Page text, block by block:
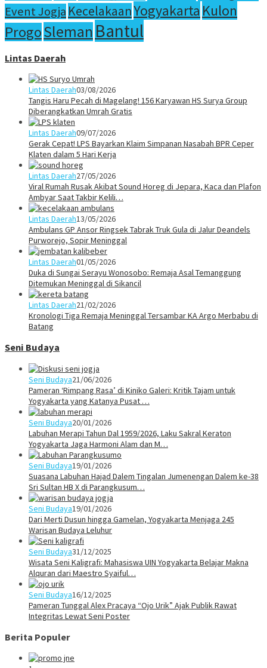
Event Jogja KecelakaanYogyakarta Kulon
ProgoSleman Bantul
Lintas Daerah
Lintas Daerah03/08/2026
Tangis Haru Pecah di Magelang! 156 Karyawan HS Surya Group
Diberangkatkan Umrah Gratis
Lintas Daerah09/07/2026
Gerak Cepat! LPS Bayarkan Klaim Simpanan Nasabah BPR Ceper
Klaten dalam 5 Hari Kerja
Lintas Daerah27/05/2026
Viral Rumah Rusak Akibat Sound Horeg di Jepara, Kaca dan Plafon
Ambyar Saat Takbir Kelili…
Lintas Daerah13/05/2026
Ambulans GP Ansor Ringsek Tabrak Truk Gula di Jalur Deandels
Purworejo, Sopir Meninggal
Lintas Daerah01/05/2026
Duka di Sungai Serayu Wonosobo: Remaja Asal Temanggung
Ditemukan Meninggal di Sikancil
Lintas Daerah21/02/2026
Kronologi Tiga Remaja Meninggal Tersambar KA Argo Merbabu di
Batang
Seni Budaya
Seni Budaya21/06/2026
Pameran ‘Rimpang Rasa’ di Kiniko Galeri: Kritik Tajam untuk
Yogyakarta yang Katanya Pusat …
Seni Budaya20/01/2026
Labuhan Merapi Tahun Dal 1959/2026, Laku Sakral Keraton
Yogyakarta Jaga Harmoni Alam dan M…
Seni Budaya19/01/2026
Suasana Labuhan Hajad Dalem Tingalan Jumenengan Dalem ke-38
Sri Sultan HB X di Parangkusum…
Seni Budaya19/01/2026
Dari Merti Dusun hingga Gamelan, Yogyakarta Menjaga 245
Warisan Budaya Leluhur
Seni Budaya31/12/2025
Wisata Seni Kaligrafi: Mahasiswa UIN Yogyakarta Belajar Makna
Alquran dari Maestro Syaiful…
Seni Budaya16/12/2025
Pameran Tunggal Alex Pracaya “Ojo Urik” Ajak Publik Rawat
Integritas Lewat Seni Poster
Berita Populer